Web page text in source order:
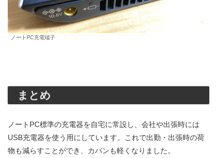
ノートPC充電端子
まとめ
ノートPC標準の充電器を自宅に常設し、会社や出張時には
USB充電器を使う用にしています。これで出勤・出張時の荷
物も減らすことができ、カバンも軽くなりました。